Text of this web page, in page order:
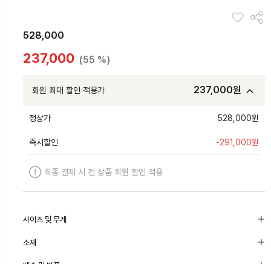
528,000
237,000 (55 %)
회원 최대 할인 적용가 237,000원
정상가 528,000원
즉시할인 -291,000원
최종 결제 시 전 상품 회원 할인 적용
사이즈 및 무게
소재